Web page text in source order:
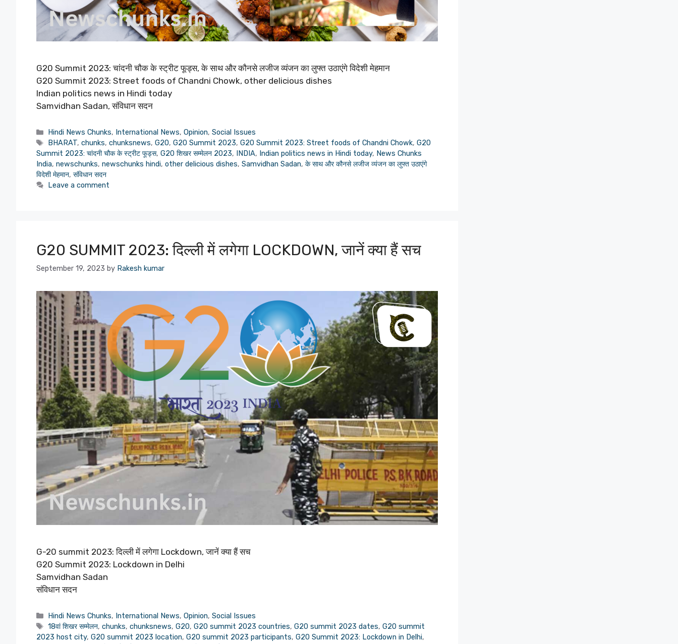
G20 Summit 2023: चांदनी चौक के स्ट्रीट फूड्स, के साथ और कौनसे लजीज व्यंजन का लुफ्त उठाएंगे विदेशी मेहमान
G20 Summit 2023: Street foods of Chandni Chowk, other delicious dishes
Indian politics news in Hindi today
Samvidhan Sadan, संविधान सदन
Categories
Hindi News Chunks, International News,Opinion,Social Issues
Tags
BHARAT,chunks,chunksnews,G20,G20 Summit 2023,G20 Summit 2023: Street foods of Chandni Chowk,G20
Summit 2023: चांदनी चौक के स्ट्रीट फूड्स, G20 शिखर सम्मेलन 2023, INDIA, Indian politics news in Hindi today, News Chunks
India, newschunks, newschunks hindi, other delicious dishes, Samvidhan Sadan, के साथ और कौनसे लजीज व्यंजन का लुफ्त उठाएंगे
विदेशी मेहमान, संविधान सदन
Leave a comment
G20 SUMMIT 2023: दिल्ली में लगेगा LOCKDOWN, जानें क्या हैं सच
September 19, 2023 by Rakesh kumar
G-20 summit 2023: दिल्ली में लगेगा Lockdown, जानें क्या हैं सच
G20 Summit 2023: Lockdown in Delhi
Samvidhan Sadan
संविधान सदन
Categories
Hindi News Chunks, International News,Opinion,Social Issues
Tags
18वां शिखर सम्मेलन,chunks,chunksnews,G20,G20 summit 2023 countries,G20 summit 2023 dates,G20 summit
2023 host city, G20 summit 2023 location, G20 summit 2023 participants, G20 Summit 2023: Lockdown in Delhi,